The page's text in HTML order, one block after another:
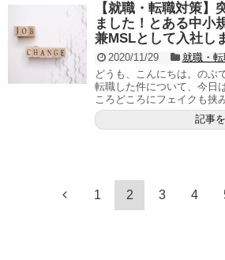
【就職・転職対策】
ました！とある中小
兼MSLとして入社し
2020/11/29
就職・
どうも、こんにちは。のぶ
転職した件について、今日
ころどころにフェイクも挟
記事
1 2 3 4